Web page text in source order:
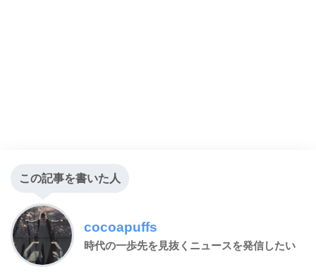
この記事を書いた人
cocoapuffs
時代の一歩先を見抜くニュースを発信したい